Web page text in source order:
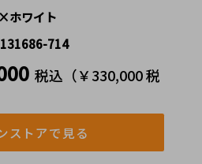
ワイト
714
税込（￥330,000 税
ストアで見る